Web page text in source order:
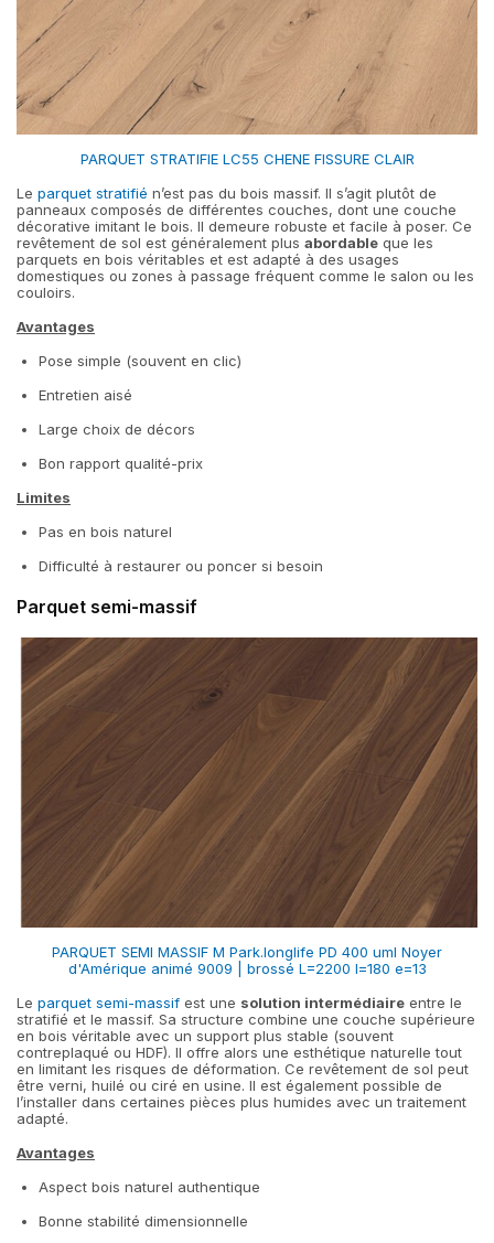
PARQUET STRATIFIE LC55 CHENE FISSURE CLAIR
Le parquet stratifié n’est pas du bois massif. Il s’agit plutôt de
panneaux composés de différentes couches, dont une couche
décorative imitant le bois. Il demeure robuste et facile à poser. Ce
revêtement de sol est généralement plus abordable que les
parquets en bois véritables et est adapté à des usages
domestiques ou zones à passage fréquent comme le salon ou les
couloirs.
Avantages
Pose simple (souvent en clic)
Entretien aisé
Large choix de décors
Bon rapport qualité-prix
Limites
Pas en bois naturel
Difficulté à restaurer ou poncer si besoin
Parquet semi-massif
PARQUET SEMI MASSIF M Park.longlife PD 400 uml Noyer
d'Amérique animé 9009 | brossé L=2200 l=180 e=13
Le parquet semi-massif est une solution intermédiaire entre le
stratifié et le massif. Sa structure combine une couche supérieure
en bois véritable avec un support plus stable (souvent
contreplaqué ou HDF). Il offre alors une esthétique naturelle tout
en limitant les risques de déformation. Ce revêtement de sol peut
être verni, huilé ou ciré en usine. Il est également possible de
l’installer dans certaines pièces plus humides avec un traitement
adapté.
Avantages
Aspect bois naturel authentique
Bonne stabilité dimensionnelle